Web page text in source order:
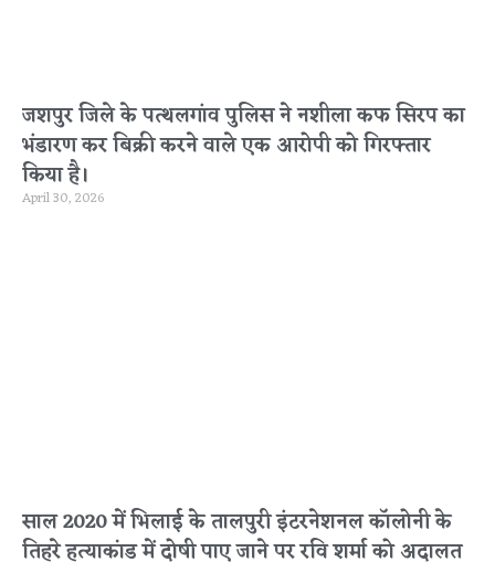
जशपुर जिले के पत्थलगांव पुलिस ने नशीला कफ सिरप का
भंडारण कर बिक्री करने वाले एक आरोपी को गिरफ्तार
किया है।
April 30, 2026
साल 2020 में भिलाई के तालपुरी इंटरनेशनल कॉलोनी के
तिहरे हत्याकांड में दोषी पाए जाने पर रवि शर्मा को अदालत